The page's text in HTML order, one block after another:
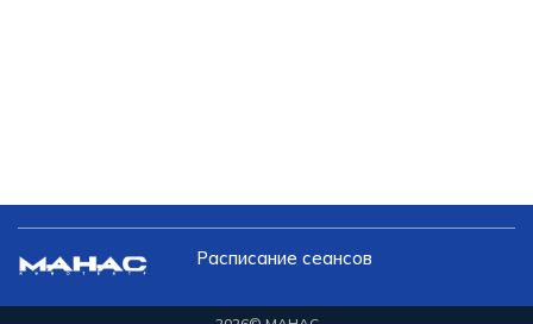
Расписание сеансов